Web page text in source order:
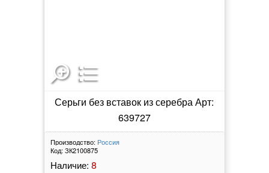
Серьги без вставок из серебра Арт:
639727
Производство: Россия
Код: ЗК2100875
Наличие: 8